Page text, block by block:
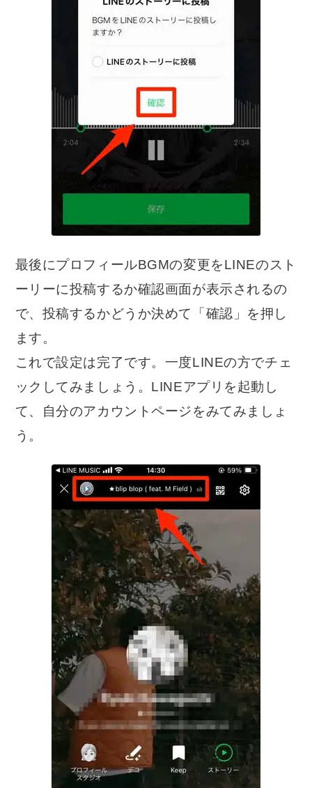
最後にプロフィールBGMの変更をLINEのスト
ーリーに投稿するか確認画面が表示されるの
で、投稿するかどうか決めて「確認」を押し
ます。
これで設定は完了です。一度LINEの方でチェ
ックしてみましょう。LINEアプリを起動し
て、自分のアカウントページをみてみましょ
う。